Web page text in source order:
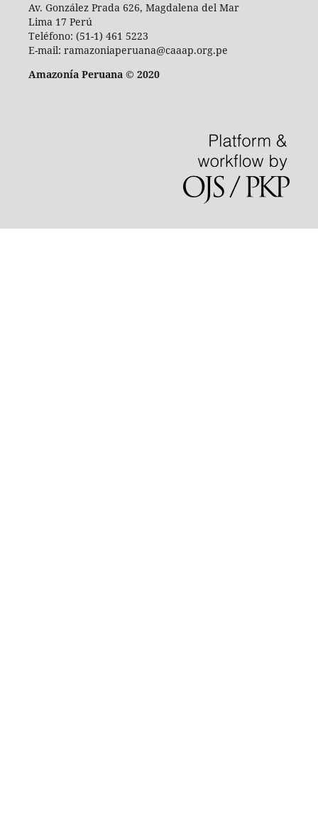
Av. González Prada 626, Magdalena del Mar
Lima 17 Perú
Teléfono: (51-1) 461 5223
E-mail: ramazoniaperuana@caaap.org.pe
Amazonía Peruana © 2020